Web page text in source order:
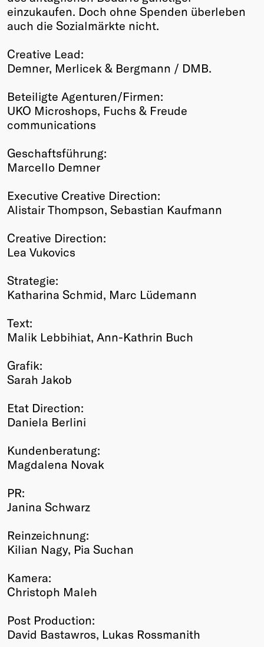
einzukaufen. Doch ohne Spenden überleben
auch die Sozialmärkte nicht.
Creative Lead:
Demner, Merlicek & Bergmann / DMB.
Beteiligte Agenturen/Firmen:
UKO Microshops, Fuchs & Freude
communications
Geschaftsführung:
Marcello Demner
Executive Creative Direction:
Alistair Thompson, Sebastian Kaufmann
Creative Direction:
Lea Vukovics
Strategie:
Katharina Schmid, Marc Lüdemann
Text:
Malik Lebbihiat, Ann-Kathrin Buch
Grafik:
Sarah Jakob
Etat Direction:
Daniela Berlini
Kundenberatung:
Magdalena Novak
PR:
Janina Schwarz
Reinzeichnung:
Kilian Nagy, Pia Suchan
Kamera:
Christoph Maleh
Post Production:
David Bastawros, Lukas Rossmanith